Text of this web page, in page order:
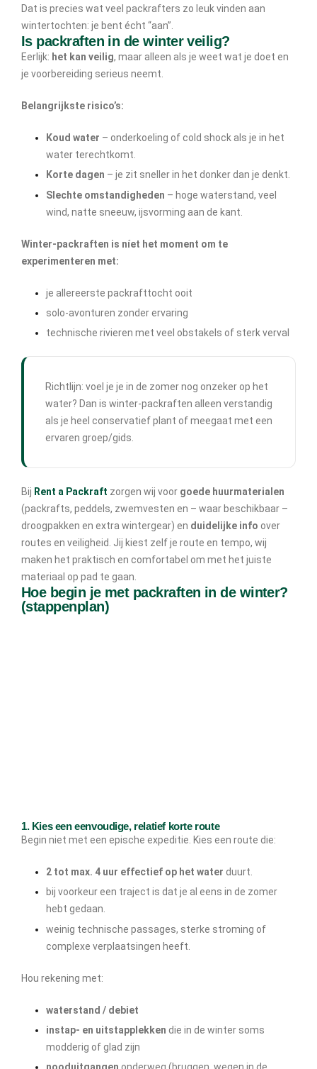
Dat is precies wat veel packrafters zo leuk vinden aan
wintertochten: je bent écht “aan”.
Is packraften in de winter veilig?
Eerlijk: het kan veilig, maar alleen als je weet wat je doet en
je voorbereiding serieus neemt.
Belangrijkste risico’s:
Koud water – onderkoeling of cold shock als je in het
water terechtkomt.
Korte dagen – je zit sneller in het donker dan je denkt.
Slechte omstandigheden – hoge waterstand, veel
wind, natte sneeuw, ijsvorming aan de kant.
Winter-packraften is níet het moment om te
experimenteren met:
je allereerste packrafttocht ooit
solo-avonturen zonder ervaring
technische rivieren met veel obstakels of sterk verval
Richtlijn: voel je je in de zomer nog onzeker op het
water? Dan is winter-packraften alleen verstandig
als je heel conservatief plant of meegaat met een
ervaren groep/gids.
Bij Rent a Packraft zorgen wij voor goede huurmaterialen
(packrafts, peddels, zwemvesten en – waar beschikbaar –
droogpakken en extra wintergear) en duidelijke info over
routes en veiligheid. Jij kiest zelf je route en tempo, wij
maken het praktisch en comfortabel om met het juiste
materiaal op pad te gaan.
Hoe begin je met packraften in de winter?
(stappenplan)
1. Kies een eenvoudige, relatief korte route
Begin niet met een epische expeditie. Kies een route die:
2 tot max. 4 uur effectief op het water duurt.
bij voorkeur een traject is dat je al eens in de zomer
hebt gedaan.
weinig technische passages, sterke stroming of
complexe verplaatsingen heeft.
Hou rekening met:
waterstand / debiet
instap- en uitstapplekken die in de winter soms
modderig of glad zijn